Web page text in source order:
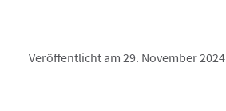
Veröffentlicht am 29. November 2024